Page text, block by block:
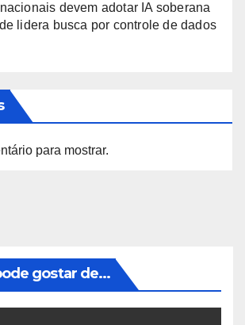
devem adotar IA soberana
lidera busca por controle de dados
para mostrar.
gostar de...